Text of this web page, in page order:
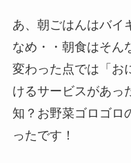
あ、朝ごはんはバイ
なめ・・朝食はそん
変わった点では「お
けるサービスがあっ
知？お野菜ゴロゴロ
ったです！